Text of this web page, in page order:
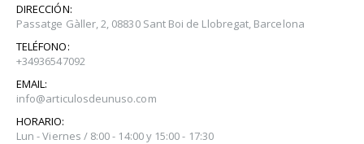
DIRECCIÓN:
Passatge Gàller, 2, 08830 Sant Boi de Llobregat, Barcelona
TELÉFONO:
+34936547092
EMAIL:
info@articulosdeunuso.com
HORARIO:
Lun - Viernes / 8:00 - 14:00 y 15:00 - 17:30